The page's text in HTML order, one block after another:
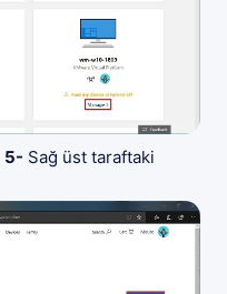
5- Sağ üst taraftaki